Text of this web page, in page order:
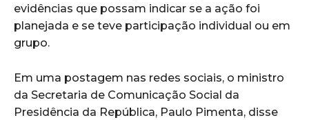
evidências que possam indicar se a ação foi
planejada e se teve participação individual ou em
grupo.
Em uma postagem nas redes sociais, o ministro
da Secretaria de Comunicação Social da
Presidência da República, Paulo Pimenta, disse